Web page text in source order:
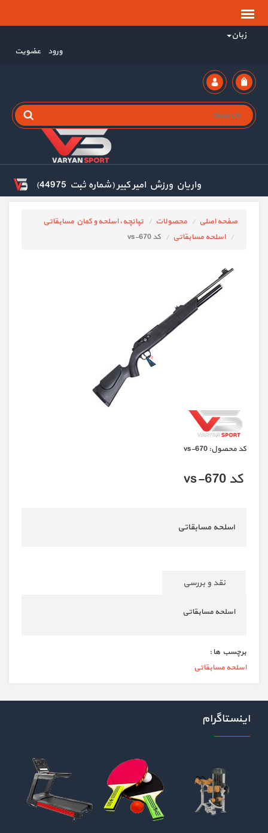
زبان
ورود عضویت
واریان ورزش امیر کبیر (شماره ثبت 44975)
صفحه اصلی محصولات
تپانچه، اسلحه و کمان مسابقاتی
اسلحه مسابقاتی
کد vs-670
كد محصول: vs-670
کد vs-670
اسلحه مسابقاتی
نقد و بررسی
اسلحه مسابقاتی
برچسب ها :
اسلحه مسابقاتی
اینستاگرام